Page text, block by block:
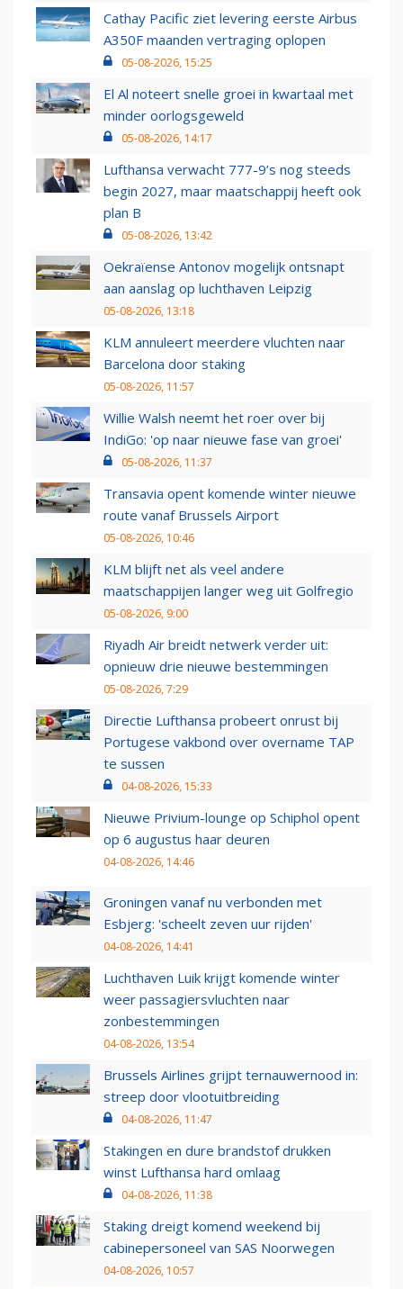
Cathay Pacific ziet levering eerste Airbus
A350F maanden vertraging oplopen
05-08-2026, 15:25
El Al noteert snelle groei in kwartaal met
minder oorlogsgeweld
05-08-2026, 14:17
Lufthansa verwacht 777-9’s nog steeds
begin 2027, maar maatschappij heeft ook
plan B
05-08-2026, 13:42
Oekraïense Antonov mogelijk ontsnapt
aan aanslag op luchthaven Leipzig
05-08-2026, 13:18
KLM annuleert meerdere vluchten naar
Barcelona door staking
05-08-2026, 11:57
Willie Walsh neemt het roer over bij
IndiGo: 'op naar nieuwe fase van groei'
05-08-2026, 11:37
Transavia opent komende winter nieuwe
route vanaf Brussels Airport
05-08-2026, 10:46
KLM blijft net als veel andere
maatschappijen langer weg uit Golfregio
05-08-2026, 9:00
Riyadh Air breidt netwerk verder uit:
opnieuw drie nieuwe bestemmingen
05-08-2026, 7:29
Directie Lufthansa probeert onrust bij
Portugese vakbond over overname TAP
te sussen
04-08-2026, 15:33
Nieuwe Privium-lounge op Schiphol opent
op 6 augustus haar deuren
04-08-2026, 14:46
Groningen vanaf nu verbonden met
Esbjerg: 'scheelt zeven uur rijden'
04-08-2026, 14:41
Luchthaven Luik krijgt komende winter
weer passagiersvluchten naar
zonbestemmingen
04-08-2026, 13:54
Brussels Airlines grijpt ternauwernood in:
streep door vlootuitbreiding
04-08-2026, 11:47
Stakingen en dure brandstof drukken
winst Lufthansa hard omlaag
04-08-2026, 11:38
Staking dreigt komend weekend bij
cabinepersoneel van SAS Noorwegen
04-08-2026, 10:57